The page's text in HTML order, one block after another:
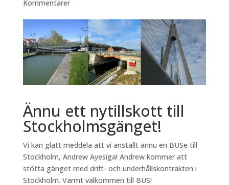
Kommentarer
Ännu ett nytillskott till
Stockholmsgänget!
Vi kan glatt meddela att vi anställt ännu en BUSe till
Stockholm, Andrew Ayesiga! Andrew kommer att
stötta gänget med drift- och underhållskontrakten i
Stockholm. Varmt välkommen till BUS!